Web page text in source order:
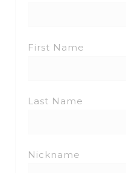
First Name
Last Name
Nickname